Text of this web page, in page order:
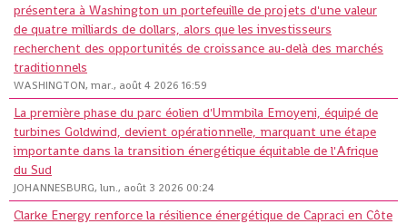
présentera à Washington un portefeuille de projets d'une valeur
de quatre milliards de dollars, alors que les investisseurs
recherchent des opportunités de croissance au-delà des marchés
traditionnels
WASHINGTON, mar., août 4 2026 16:59
La première phase du parc éolien d'Ummbila Emoyeni, équipé de
turbines Goldwind, devient opérationnelle, marquant une étape
importante dans la transition énergétique équitable de l'Afrique
du Sud
JOHANNESBURG, lun., août 3 2026 00:24
Clarke Energy renforce la résilience énergétique de Capraci en Côte